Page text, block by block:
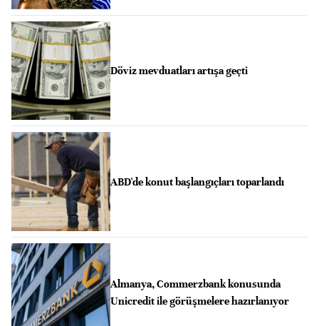
Döviz mevduatları artışa geçti
ABD'de konut başlangıçları toparlandı
Almanya, Commerzbank konusunda
Unicredit ile görüşmelere hazırlanıyor